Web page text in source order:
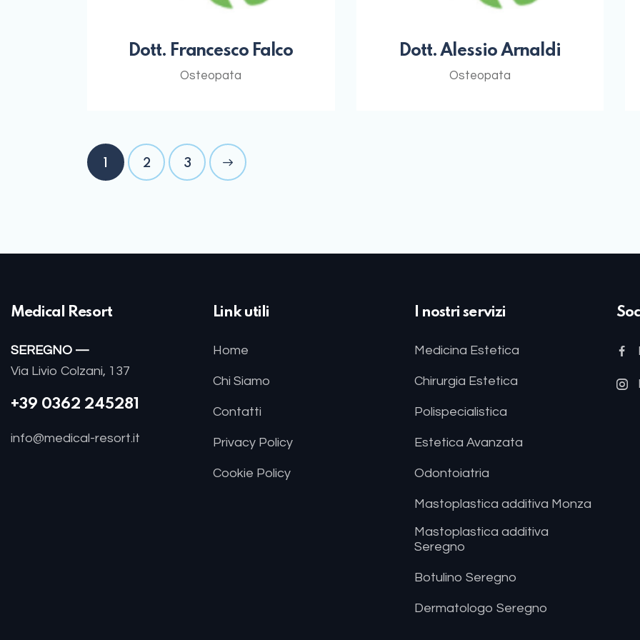
Dott. Francesco Falco
Osteopata
Dott. Alessio Arnaldi
Osteopata
2 3
Medical Resort
SEREGNO —
Via Livio Colzani, 137
+39 0362 245281
info@medical-resort.it
Link utili
Home
Chi Siamo
Contatti
Privacy Policy
Cookie Policy
I nostri servizi
Medicina Estetica
Chirurgia Estetica
Polispecialistica
Estetica Avanzata
Odontoiatria
Mastoplastica additiva Monza
Mastoplastica additiva
Seregno
Botulino Seregno
Dermatologo Seregno